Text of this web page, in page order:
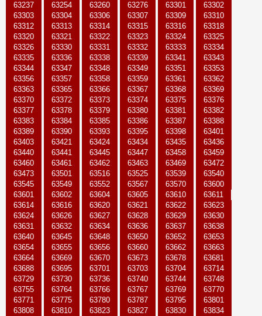
63237
63254 63260 63276 63301
63302
63303
63304 63306 63307 63309
63310
63312
63313 63314 63315 63316
63318
63320
63321 63322 63323 63324
63325
63326
63330 63331 63332 63333
63334
63335
63336 63338 63339 63341
63343
63344
63347 63348 63349 63351
63353
63356
63357 63358 63359 63361
63362
63363
63365 63366 63367 63368
63369
63370
63372 63373 63374 63375
63376
63377
63378 63379 63380 63381
63382
63383
63384 63385 63386 63387
63388
63389
63390 63393 63395 63398
63401
63403
63421 63424 63434 63435
63436
63440
63441 63445 63447 63458
63459
63460
63461 63462 63463 63469
63472
63473
63501 63516 63525 63539
63540
63545
63549 63552 63567 63570
63600
63601
63602 63604 63605 63610
63611
63614
63616 63620 63621 63622
63623
63624
63626 63627 63628 63629
63630
63631
63632 63634 63636 63637
63638
63640
63645 63648 63650 63652
63653
63654
63655 63656 63660 63662
63663
63664
63669 63670 63673 63678
63681
63688
63695 63701 63703 63704
63714
63729
63730 63736 63740 63744
63748
63755
63764 63766 63767 63769
63770
63771
63775 63780 63787 63795
63801
63808
63810 63823 63827 63830
63834